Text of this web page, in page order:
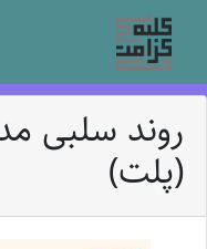
(پلت)